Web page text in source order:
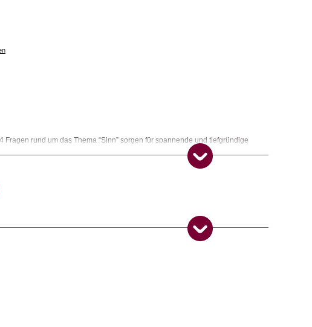
10.00.
Fragen rund um das Thema “Sinn” sorgen für spannende und tiefgründige
und Sinnhaftes. Die Fragen stammen vom Autor und Coach Sacha Johann. In